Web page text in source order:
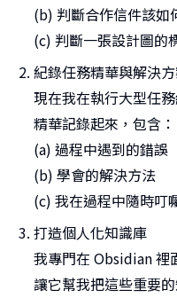
(b) 判斷合作信件該如
(c) 判斷一張設計圖的
紀錄任務精華與解決
現在我在執行大型任
精華記錄起來，包含：
(a) 過程中遇到的錯誤
(b) 學會的解決方法
(c) 我在過程中隨時叮
打造個人化知識庫
我專門在 Obsidian 裡
讓它幫我把這些重要